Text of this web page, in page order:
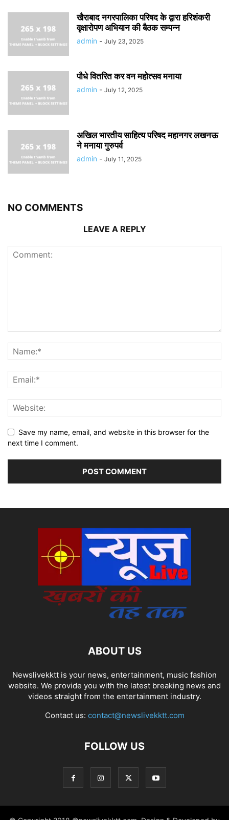
खैराबाद नगरपालिका परिषद के द्वारा हरिशंकरी
वृक्षारोपण अभियान की बैठक सम्पन्न
admin - July 23, 2025
पौधे वितरित कर वन महोत्सव मनाया
admin - July 12, 2025
अखिल भारतीय साहित्य परिषद महानगर लखनऊ
ने मनाया गुरुपर्व
admin - July 11, 2025
NO COMMENTS
LEAVE A REPLY
Save my name, email, and website in this browser for the
next time I comment.
ABOUT US
Newslivekktt is your news, entertainment, music fashion
website. We provide you with the latest breaking news and
videos straight from the entertainment industry.
Contact us: contact@newslivekktt.com
FOLLOW US